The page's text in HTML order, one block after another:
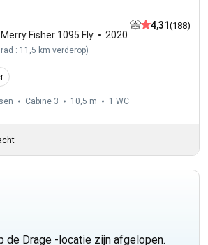
Merry Fisher 1095 Fly
2020
: 11,5 km verderop)
4,31 (188)
Cabine 3 10,5 m 1 WC
de Drage -locatie zijn afgelopen.